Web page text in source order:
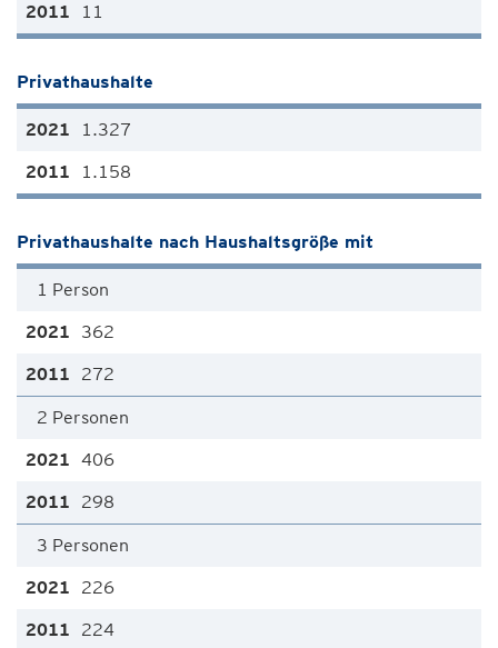
11
Privathaushalte
1.327
1.158
Privathaushalte nach Haushaltsgröße mit
1 Person
362
272
2 Personen
406
298
3 Personen
226
224